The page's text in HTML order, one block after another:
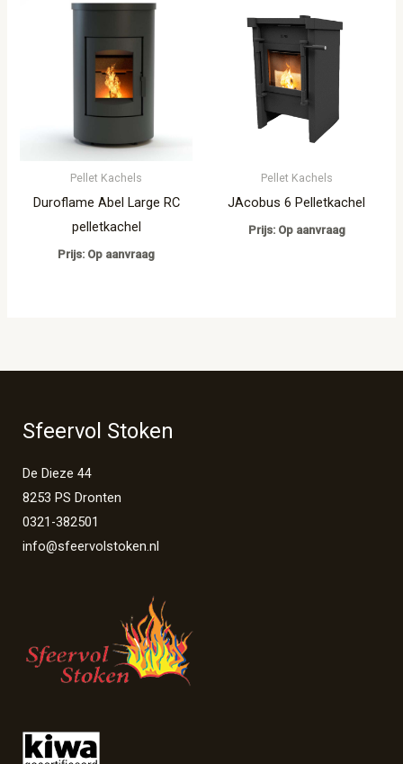
Pellet Kachels
Duroflame Abel Large RC
pelletkachel
Prijs: Op aanvraag
Pellet Kachels
JAcobus 6 Pelletkachel
Prijs: Op aanvraag
Sfeervol Stoken
De Dieze 44
8253 PS Dronten
0321-382501
info@sfeervolstoken.nl